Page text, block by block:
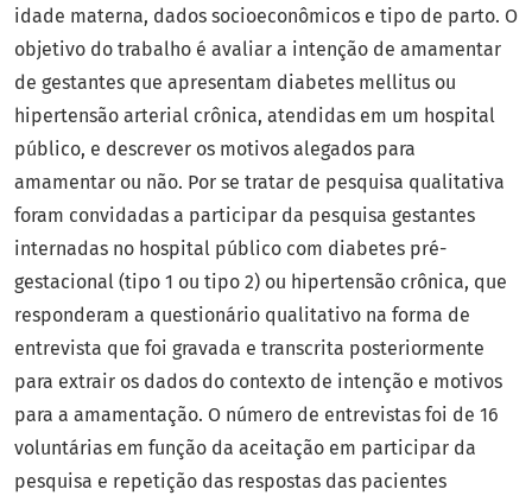
idade materna, dados socioeconômicos e tipo de parto. O
objetivo do trabalho é avaliar a intenção de amamentar
de gestantes que apresentam diabetes mellitus ou
hipertensão arterial crônica, atendidas em um hospital
público, e descrever os motivos alegados para
amamentar ou não. Por se tratar de pesquisa qualitativa
foram convidadas a participar da pesquisa gestantes
internadas no hospital público com diabetes pré-
gestacional (tipo 1 ou tipo 2) ou hipertensão crônica, que
responderam a questionário qualitativo na forma de
entrevista que foi gravada e transcrita posteriormente
para extrair os dados do contexto de intenção e motivos
para a amamentação. O número de entrevistas foi de 16
voluntárias em função da aceitação em participar da
pesquisa e repetição das respostas das pacientes